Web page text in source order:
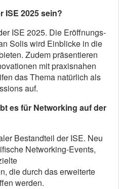
ISE 2025 sein?
ISE 2025. Die Eröffnungs-
Solis wird Einblicke in die
Zudem präsentieren
mit praxisnahen
das Thema natürlich als
auf.
es für Networking auf der
Bestandteil der ISE. Neu
Networking-Events,
die durch das erweiterte
werden.